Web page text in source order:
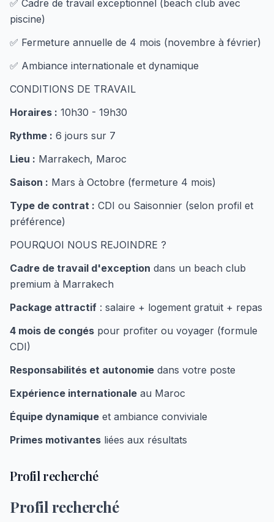
✅ Cadre de travail exceptionnel (beach club avec
piscine)
✅ Fermeture annuelle de 4 mois (novembre à février)
✅ Ambiance internationale et dynamique
CONDITIONS DE TRAVAIL
Horaires : 10h30 - 19h30
Rythme : 6 jours sur 7
Lieu : Marrakech, Maroc
Saison : Mars à Octobre (fermeture 4 mois)
Type de contrat : CDI ou Saisonnier (selon profil et
préférence)
POURQUOI NOUS REJOINDRE ?
Cadre de travail d'exception dans un beach club
premium à Marrakech
Package attractif : salaire + logement gratuit + repas
4 mois de congés pour profiter ou voyager (formule
CDI)
Responsabilités et autonomie dans votre poste
Expérience internationale au Maroc
Équipe dynamique et ambiance conviviale
Primes motivantes liées aux résultats
Profil recherché
Profil recherché